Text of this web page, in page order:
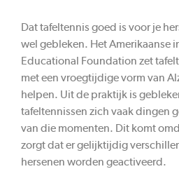
Dat tafeltennis goed is voor je
wel gebleken. Het Amerikaanse
Educational Foundation zet
met een vroegtijdige vorm van
helpen. Uit de praktijk is
tafeltennissen zich vaak dingen
van die momenten. Dit komt
zorgt dat er gelijktijdig
hersenen worden geactiveerd.